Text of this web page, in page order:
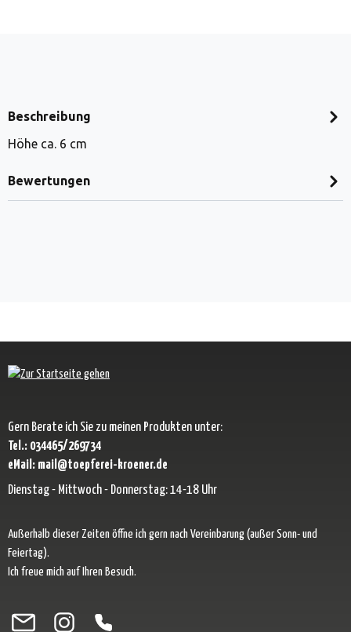
Beschreibung
Höhe ca. 6 cm
Bewertungen
Gern Berate ich Sie zu meinen Produkten unter:
Tel.: 034465/269734
eMail: mail@toepferei-kroener.de
Dienstag - Mittwoch - Donnerstag: 14-18 Uhr
Außerhalb dieser Zeiten öffne ich gern nach Vereinbarung (außer Sonn- und
Feiertag).
Ich freue mich auf Ihren Besuch.
Besuche uns auf Facebook – öffnet in neuem Tab (externer Link)
Schau auf Instagram vorbei – öffnet in neuem Tab (externer Link)
Lass dich auf Pinterest inspirieren – öffnet in neuem Tab
Folge uns auf X – öffnet in neuem Tab (externer Link)